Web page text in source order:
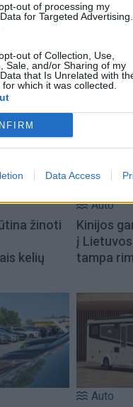
out of processing my
for Targeted Advertising.
out of Collection, Use,
Sale, and/or Sharing of my
that Is Unrelated with
which it was collected.
Data Access
yra ateitis
Verslas
valdytojos
žinoti
kelių
Auto
Kinijos
į
tampa
Auto